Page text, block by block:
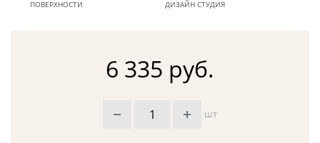
ПОВЕРХНОСТИ
ДИЗАЙН СТУДИЯ
6 335 руб.
шт